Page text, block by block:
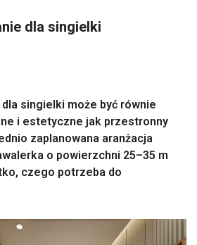
dla singielki
singielki może być równie
i estetyczne jak przestronny
zaplanowana aranżacja
o powierzchni 25–35 m
czego potrzeba do